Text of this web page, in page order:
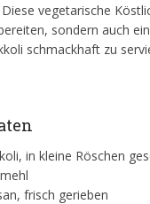
vegetarische
sondern auch
schmackhaft zu
in kleine Röschen
frisch gerieben